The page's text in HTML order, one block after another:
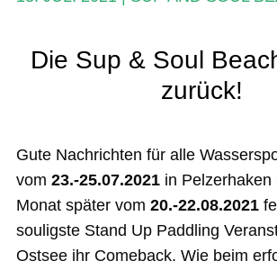
Die Sup & Soul
zurück!
Gute Nachrichten für alle
vom 23.-25.07.2021in Pelzerhaken
Monat später vom 20.-22.08.2021
souligste Stand Up Paddling
Ostsee ihr Comeback. Wie beim